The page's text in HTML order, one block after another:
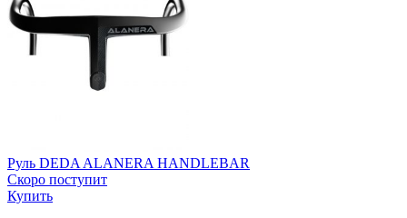
Руль DEDA ALANERA HANDLEBAR
Скоро поступит
Купить